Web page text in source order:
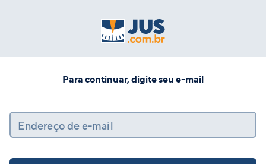
Para continuar, digite seu e-mail
Endereço de e-mail